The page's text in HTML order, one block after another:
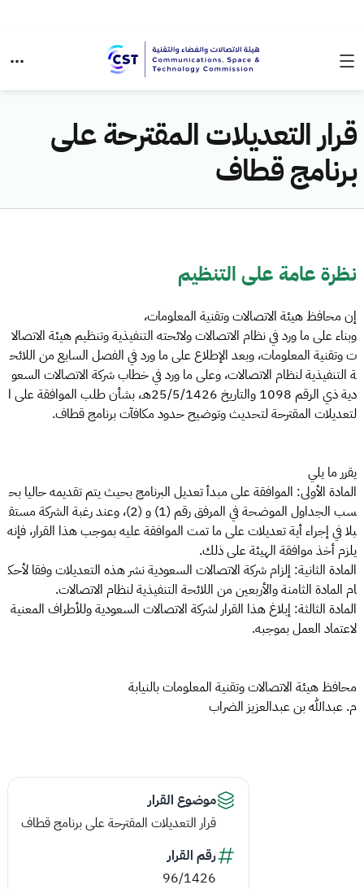
قرار التعديلات المقترحة على
برنامج قطاف
نظرة عامة على التنظيم
إن محافظ هيئة الاتصالات وتقنية المعلومات،
وبناء على ما ورد في نظام الاتصالات ولائحته التنفيذية وتنظيم هيئة الاتصالا
ت وتقنية المعلومات، وبعد الإطلاع على ما ورد في الفصل السابع من اللائح
ة التنفيذية لنظام الاتصالات، وعلى ما ورد في خطاب شركة الاتصالات السعو
دية ذي الرقم 1098 والتاريخ 25/5/1426هـ، بشأن طلب الموافقة على ا
لتعديلات المقترحة لتحديث وتوضيح حدود مكافآت برنامج قطاف.
يقرر ما يلي
المادة الأولى: الموافقة على مبدأ تعديل البرنامج بحيث يتم تقديمه حاليا بح
سب الجداول الموضحة في المرفق رقم (1) و (2)، وعند رغبة الشركة مستق
بلا في إجراء أية تعديلات على ما تمت الموافقة عليه بموجب هذا القرار، فإنه
يلزم أخذ موافقة الهيئة على ذلك.
المادة الثانية: إلزام شركة الاتصالات السعودية نشر هذه التعديلات وفقا لأحك
ام المادة الثامنة والأربعين من اللائحة التنفيذية لنظام الاتصالات.
المادة الثالثة: إبلاغ هذا القرار لشركة الاتصالات السعودية وللأطراف المعنية
لاعتماد العمل بموجبه.
محافظ هيئة الاتصالات وتقنية المعلومات بالنيابة
م. عبدالله بن عبدالعزيز الضراب​
موضوع القرار
قرار التعديلات المقترحة على برنامج قطاف
رقم القرار
96/1426